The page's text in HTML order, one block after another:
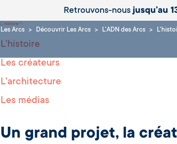
Retrouvons-nousjusqu’au
Les Arcs Découvrir Les Arcs L'ADN des Arcs
L'histoire
L'histoire
Les créateurs
L'architecture
Les médias
Un grand projet, la